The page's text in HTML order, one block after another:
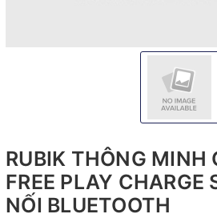
RUBIK THÔNG MINH
FREE PLAY CHARGE
NỐI BLUETOOTH